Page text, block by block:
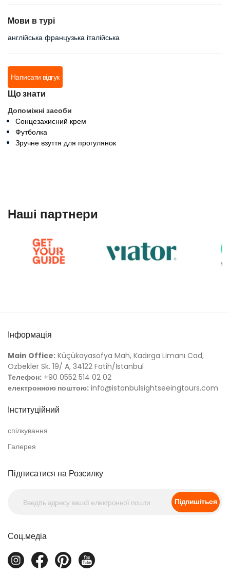
Мови в турі
англійська французька італійська
Написати відгук
Що знати
Допоміжні засоби
Сонцезахисний крем
Футболка
Зручне взуття для прогулянок
Наші партнери
Інформація
Main Office: Küçükayasofya Mah, Kadırga Limanı Cad,
Özbekler Sk. 19/ A, 34122 Fatih/İstanbul
Телефон: +90 0552 514 02 02
електронною поштою: info@istanbulsightseeingtours.com
Інституційний
спілкування
Галерея
Підписатися на Розсилку
Підпишіться
Соц.медіа